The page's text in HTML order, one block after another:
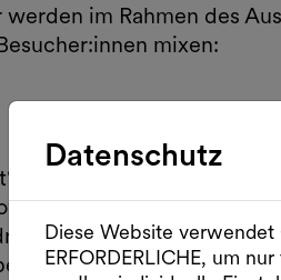
werden im Rahmen des
mixen:
ist bekannt für seine
Technikbegeisterte
wie
wie das Palatschinken
Datenschutz
Diese Website
ERFORDERLICHE, um